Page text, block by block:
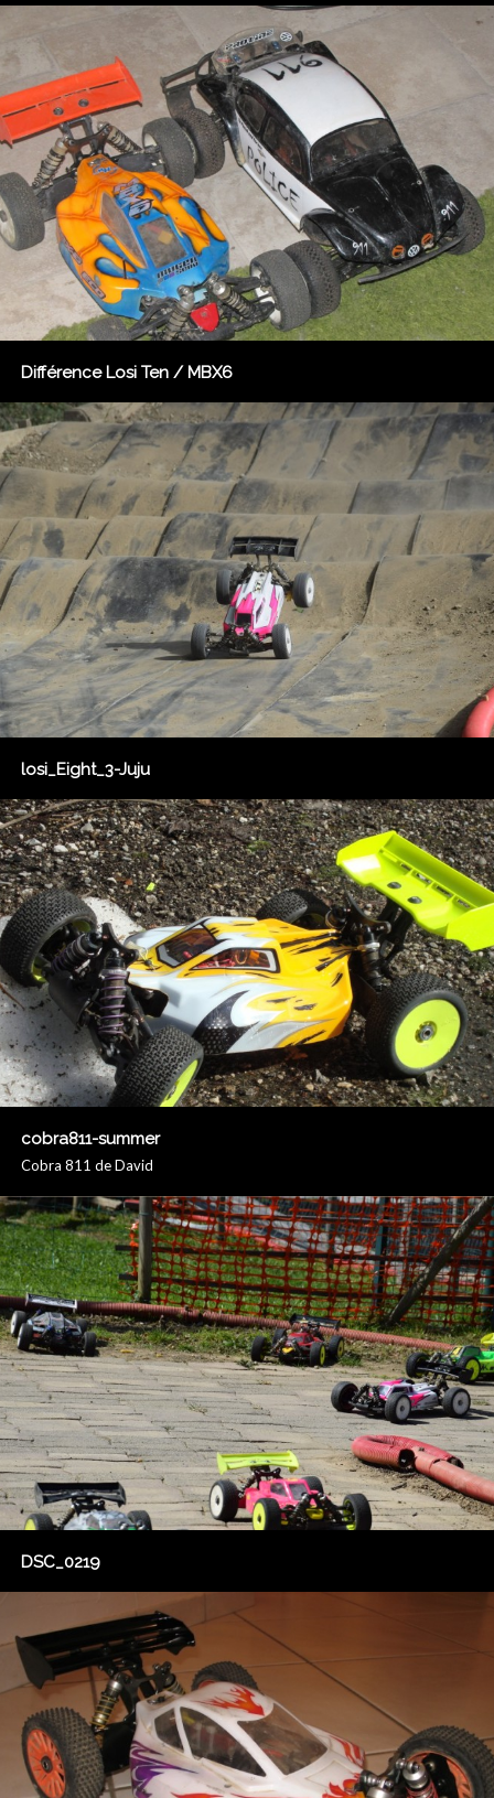
Différence Losi Ten / MBX6
losi_Eight_3-Juju
cobra811-summer
Cobra 811 de David
DSC_0219